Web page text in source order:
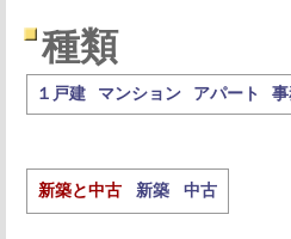
種類
１戸建 マンション アパート
新築と中古 新築 中古